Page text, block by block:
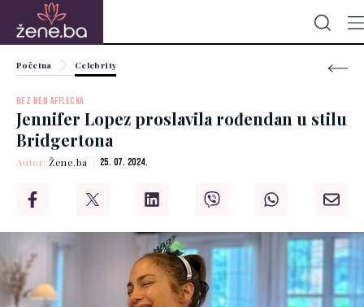
Početna Celebrity
BEZ BEN AFFLECKA
Jennifer Lopez proslavila rođendan u stilu
Bridgertona
Autor:Žene.ba 25. 07. 2024.